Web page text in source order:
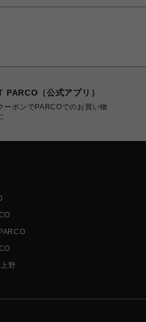
PARCO（公式アプリ）
ーポンでPARCOでのお買い物
野